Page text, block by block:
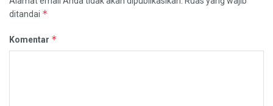
ditandai *
Komentar *